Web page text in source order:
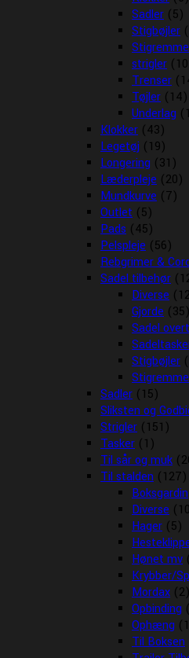
Sadler (5)
Stigbøjler
Stigremme
strigler
Trenser
Tøjler (14)
Underlag
Klokker (43)
Legetøj (19)
Longering (31)
Læderpleje (20)
Mundkurve (7)
Outlet (5)
Pads (45)
Pelspleje (56)
Rebgrimer &
Sadel tilbehør
Diverse
Gjorde (35)
Sadel
Stigbøjler
Stigremme
Sadler (15)
Sliksten og
Strigler (151)
Tasker (1)
Til sår og muk
Til stalden (127)
Boksgardin
Diverse
Hager (5)
Hønet mv
Krybber/
Mordax (2)
Opbinding
Ophæng
Til Boksen